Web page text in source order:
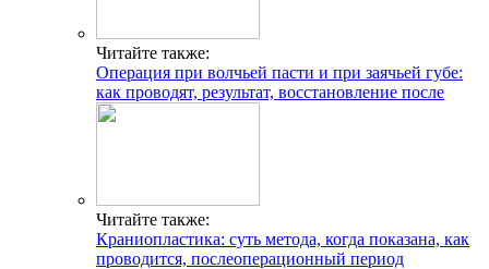
Читайте также:
Операция при волчьей пасти и при заячьей губе:
как проводят, результат, восстановление после
Читайте также:
Краниопластика: суть метода, когда показана, как
проводится, послеоперационный период